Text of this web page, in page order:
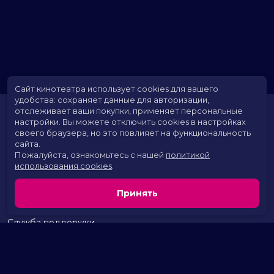
Расписание
Скоро в кино
Территория развлечений
Новости и акции
Служба поддержки
Сайт кинотеатра использует cookies для вашего
удобства: сохраняет данные для авторизации,
отслеживает ваши покупки, применяет персональные
настройки. Вы можете отключить cookies в настройках
своего браузера, но это повлияет на функциональность
сайта.
Пожалуйста, ознакомьтесь с нашей политикой
использования cookies
Принять